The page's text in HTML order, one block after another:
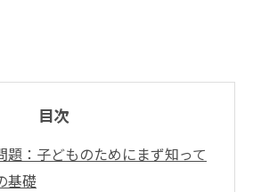
目次
題：子どものためにまず知って
基礎